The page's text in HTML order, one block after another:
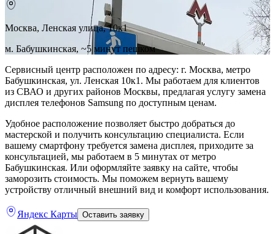
Москва, Ленская улица, 10к1
м. Бабушкинская, ~5 минут пешком
Сервисный центр расположен по адресу: г. Москва, метро
Бабушкинская, ул. Ленская 10к1. Мы работаем для клиентов
из СВАО и других районов Москвы, предлагая услугу замена
дисплея телефонов Samsung по доступным ценам.
Удобное расположение позволяет быстро добраться до
мастерской и получить консультацию специалиста. Если
вашему смартфону требуется замена дисплея, приходите за
консультацией, мы работаем в 5 минутах от метро
Бабушкинская. Или оформляйте заявку на сайте, чтобы
заморозить стоимость. Мы поможем вернуть вашему
устройству отличный внешний вид и комфорт использования.
Яндекс Карты Оставить заявку